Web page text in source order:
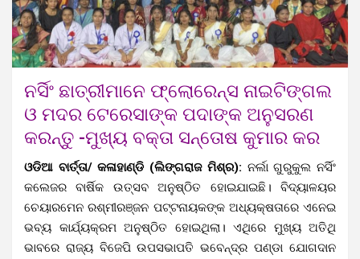
ନର୍ସିଂ ଛାତ୍ରୀମାନେ ଫ୍ଲୋରେନ୍ସ ନାଇଟିଙ୍ଗଲ
ଓ ମଦର ଟେରେସାଙ୍କ ପଦାଙ୍କ ଅନୁସରଣ
କରନ୍ତୁ -ମୁଖ୍ୟ ବକ୍ତା ସନ୍ତୋଷ କୁମାର କର
ଓଡିଆ ବାର୍ତ୍ତା/ କଳାହାଣ୍ଡି (ଲିଙ୍ଗରାଜ ମିଶ୍ର): ନର୍ଲା ଗୁରୁକୁଲ ନର୍ସିଂ
କଲେଜର ବାର୍ଷିକ ଉତ୍ସବ ଅନୁଷ୍ଠିତ ହୋଇଯାଇଛି। ବିଦ୍ୟାଳୟର
ଚେୟାରମେନ ରଶ୍ମୀରଞ୍ଜନ ପଟ୍ଟନାୟକଙ୍କ ଅଧ୍ୟକ୍ଷତାରେ ଏନେଇ
ଭବ୍ୟ କାର୍ଯ୍ୟକ୍ରମ ଅନୁଷ୍ଠିତ ହୋଇଥିଲା। ଏଥିରେ ମୁଖ୍ୟ ଅତିଥି
ଭାବରେ ରାଜ୍ୟ ବିଜେପି ଉପସଭାପତି ଭବେନ୍ଦ୍ର ପଣ୍ଡା ଯୋଗଦାନ